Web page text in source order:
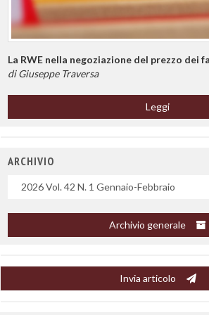
La RWE nella negoziazione del prezzo dei
di Giuseppe Traversa
Leggi
ARCHIVIO
Uscite
Archivio generale
Invia articolo